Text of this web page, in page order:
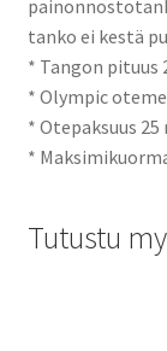
tanko ei kestä
* Tangon pituus
* Olympic
* Otepaksuus 25
*
Tutustu